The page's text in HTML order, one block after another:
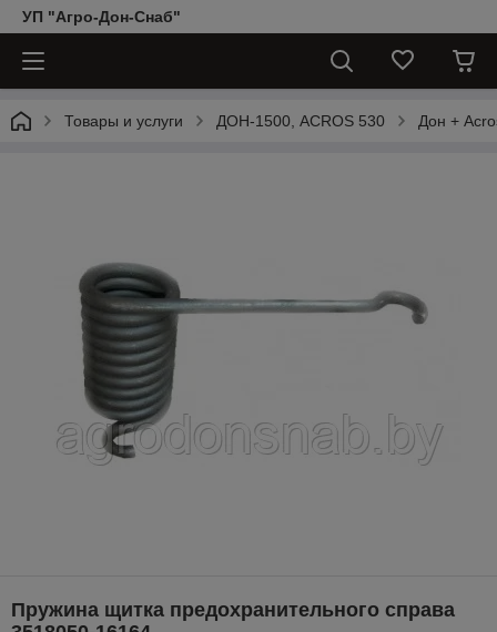
УП "Агро-Дон-Снаб"
Товары и услуги ДОН-1500, АCROS 530 Дон +
Пружина щитка предохранительного справа